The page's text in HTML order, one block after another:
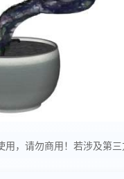
，请勿商用！若涉及第